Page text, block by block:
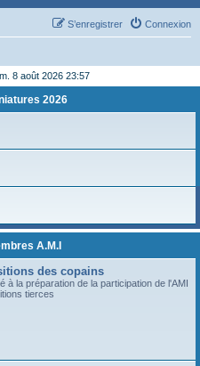
Connexion
S’enregistrer
8 août 2026 23:57
2026
A.M.I
des copains
à la préparation de la participation de l'AMI
tierces